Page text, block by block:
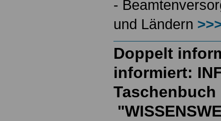
-
und Ländern
Doppelt
informiert:
Taschenbuch